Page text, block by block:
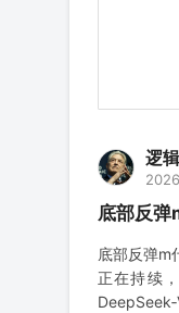
逻
底部反弹
底部反弹m
正在持续